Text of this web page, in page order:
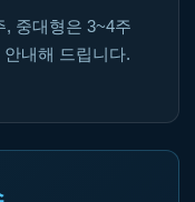
, 중대형은 3~4주
내해 드립니다.